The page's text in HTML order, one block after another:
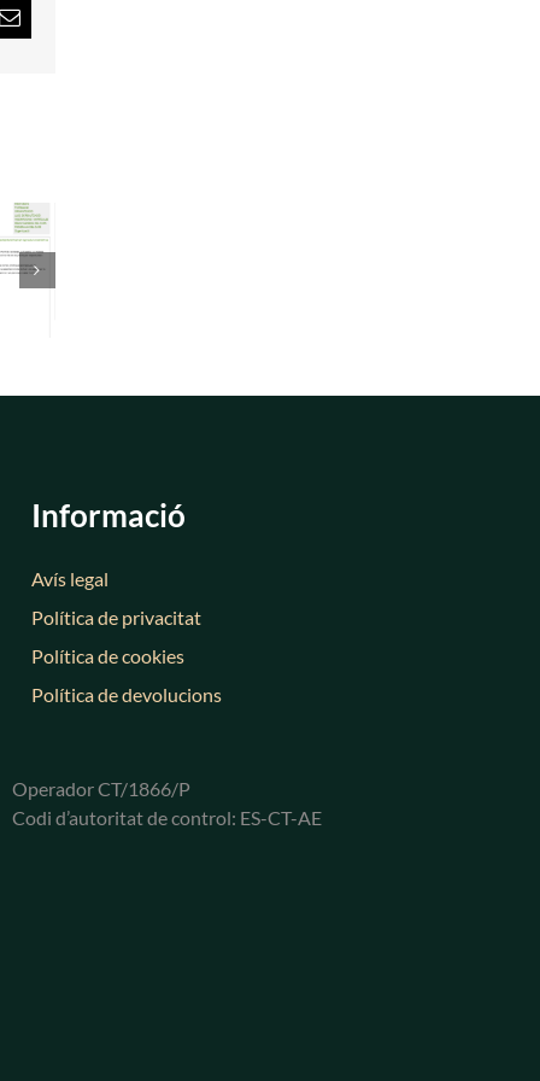
Email:
Informació
Avís legal
Política de privacitat
Política de cookies
Política de devolucions
Operador CT/1866/P
Codi d’autoritat de control: ES-CT-AE